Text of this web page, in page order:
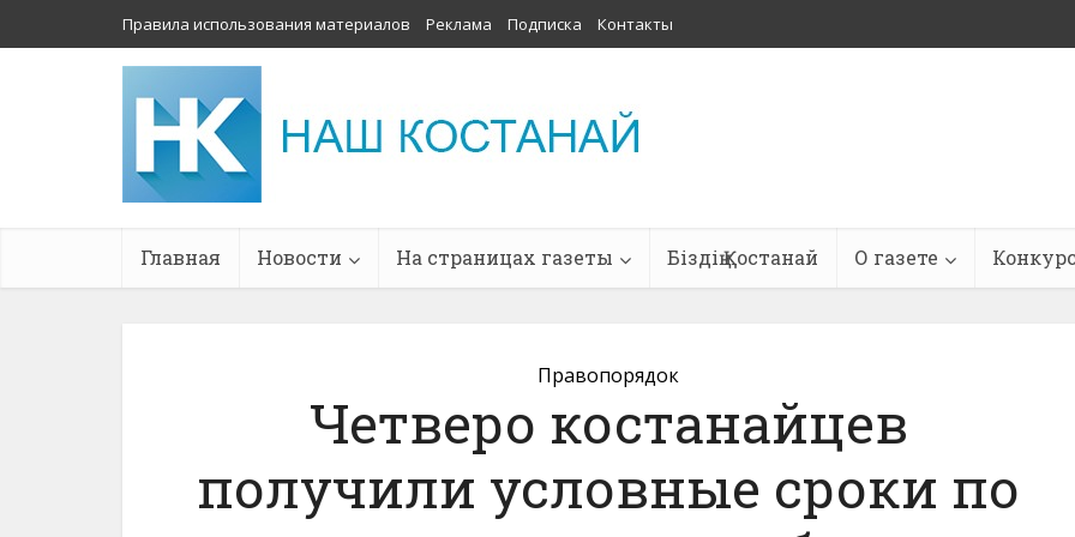
Правила использования материалов Реклама Подписка Контакты
Главная Новости На страницах газеты Біздің Қостанай О газете
Правопорядок
Четверо костанайцев
получили условные сроки по